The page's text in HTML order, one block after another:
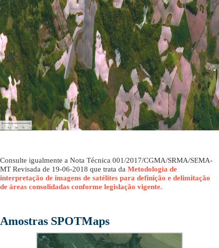
Consulte igualmente a Nota Técnica 001/2017/CGMA/SRMA/SEMA-
MT Revisada de 19-06-2018 que trata da Metodologia de
interpretação de imagens de satélites para definição e delimitação
de áreas consolidadas conforme legislação vigente.
Amostras SPOTMaps